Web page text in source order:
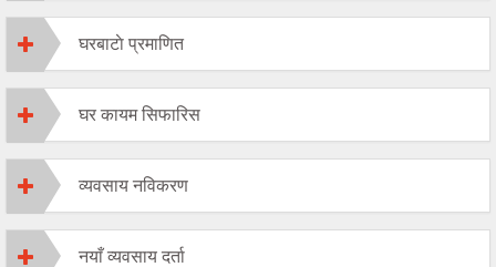
घरबाटाे प्रमाणित
घर कायम सिफारिस
व्यवसाय नविकरण
नयाँ व्यवसाय दर्ता